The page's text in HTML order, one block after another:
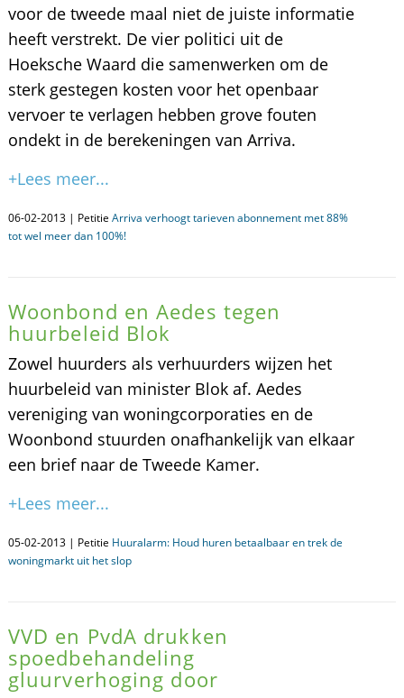
voor de tweede maal niet de juiste informatie
heeft verstrekt. De vier politici uit de
Hoeksche Waard die samenwerken om de
sterk gestegen kosten voor het openbaar
vervoer te verlagen hebben grove fouten
ondekt in de berekeningen van Arriva.
+Lees meer...
06-02-2013 | Petitie Arriva verhoogt tarieven abonnement met 88%
tot wel meer dan 100%!
Woonbond en Aedes tegen
huurbeleid Blok
Zowel huurders als verhuurders wijzen het
huurbeleid van minister Blok af. Aedes
vereniging van woningcorporaties en de
Woonbond stuurden onafhankelijk van elkaar
een brief naar de Tweede Kamer.
+Lees meer...
05-02-2013 | Petitie Huuralarm: Houd huren betaalbaar en trek de
woningmarkt uit het slop
VVD en PvdA drukken
spoedbehandeling
gluurverhoging door